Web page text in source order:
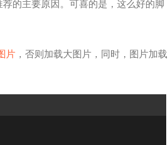
的主要原因。可喜的是，这么好的脚
片 ，否则加载大图片，同时，图片加载